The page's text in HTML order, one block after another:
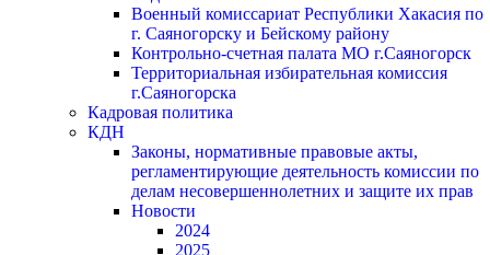
Военный комиссариат Республики Хакасия по
г. Саяногорску и Бейскому району
Контрольно-счетная палата МО г.Саяногорск
Территориальная избирательная комиссия
г.Саяногорска
Кадровая политика
КДН
Законы, нормативные правовые акты,
регламентирующие деятельность комиссии по
делам несовершеннолетних и защите их прав
Новости
2024
2025